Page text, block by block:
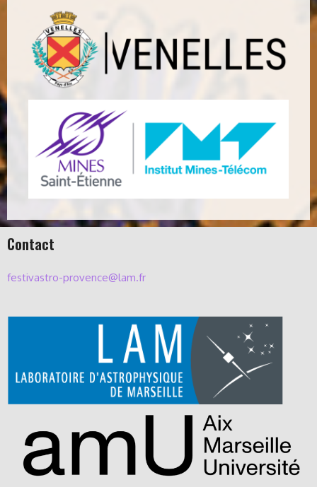
Contact
festivastro-provence@lam.fr